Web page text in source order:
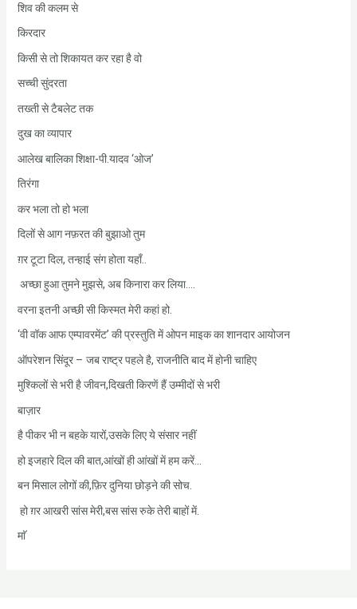
शिव की कलम से
किरदार
किसी से तो शिकायत कर रहा है वो
सच्ची सुंदरता
तख्ती से टैबलेट तक
दुख का व्यापार
आलेख बालिका शिक्षा-पी.यादव ‘ओज’
तिरंगा
कर भला तो हो भला
दिलों से आग नफ़रत की बुझाओ तुम
ग़र टूटा दिल, तन्हाई संग होता यहाँ..
अच्छा हुआ तुमने मुझसे, अब किनारा कर लिया….
वरना इतनी अच्छी सी किस्मत मेरी कहां हो.
‘वी वॉक आफ एम्पावरमेंट’ की प्रस्तुति में ओपन माइक का शानदार आयोजन
ऑपरेशन सिंदूर – जब राष्ट्र पहले है, राजनीति बाद में होनी चाहिए
मुश्किलों से भरी है जीवन,दिखती किरणें हैं उम्मीदों से भरी
बाज़ार
है पीकर भी न बहके यारों,उसके लिए ये संसार नहीं
हो इजहारे दिल की बात,आंखों ही आंखों में हम करें…
बन मिसाल लोगों की,फ़िर दुनिया छोड़ने की सोच.
हो ग़र आखरी सांस मेरी,बस सांस रुके तेरी बाहों में.
माॅ